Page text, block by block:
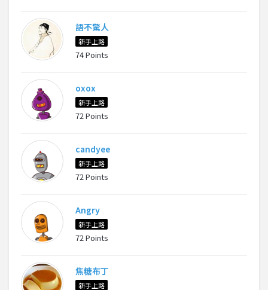
語不驚人
新手上路
74 Points
oxox
新手上路
72 Points
candyee
新手上路
72 Points
Angry
新手上路
72 Points
焦糖布丁
新手上路